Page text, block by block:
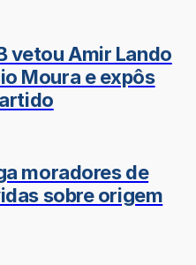
vetou Amir Lando
Moura e expôs
moradores de
sobre origem